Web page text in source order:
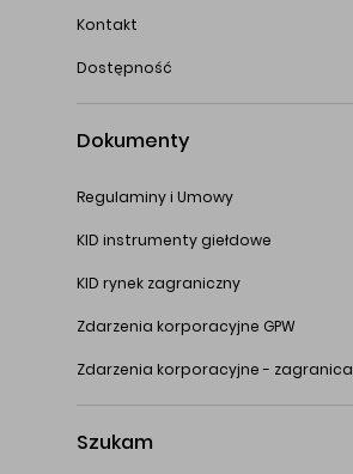
Kontakt
Dostępność
Dokumenty
Regulaminy i Umowy
KID instrumenty giełdowe
KID rynek zagraniczny
Zdarzenia korporacyjne GPW
Zdarzenia korporacyjne - zagranica
Szukam